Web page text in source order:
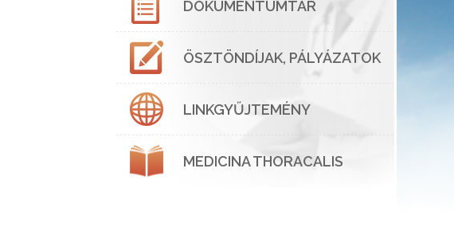
DOKUMENTUMTÁR
ÖSZTÖNDÍJAK, PÁLYÁZATOK
LINKGYŰJTEMÉNY
MEDICINA THORACALIS